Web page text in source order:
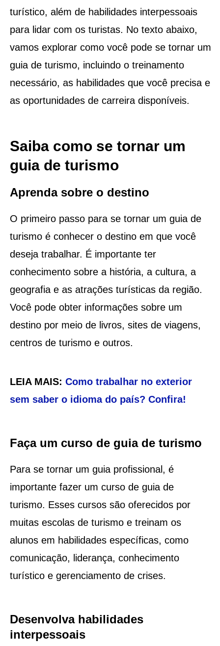
turístico, além de habilidades interpessoais
para lidar com os turistas. No texto abaixo,
vamos explorar como você pode se tornar um
guia de turismo, incluindo o treinamento
necessário, as habilidades que você precisa e
as oportunidades de carreira disponíveis.
Saiba como se tornar um
guia de turismo
Aprenda sobre o destino
O primeiro passo para se tornar um guia de
turismo é conhecer o destino em que você
deseja trabalhar. É importante ter
conhecimento sobre a história, a cultura, a
geografia e as atrações turísticas da região.
Você pode obter informações sobre um
destino por meio de livros, sites de viagens,
centros de turismo e outros.
LEIA MAIS: Como trabalhar no exterior
sem saber o idioma do país? Confira!
Faça um curso de guia de turismo
Para se tornar um guia profissional, é
importante fazer um curso de guia de
turismo. Esses cursos são oferecidos por
muitas escolas de turismo e treinam os
alunos em habilidades específicas, como
comunicação, liderança, conhecimento
turístico e gerenciamento de crises.
Desenvolva habilidades
interpessoais